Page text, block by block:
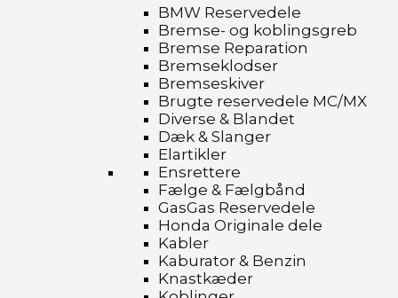
BMW Reservedele
Bremse- og koblingsgreb
Bremse Reparation
Bremseklodser
Bremseskiver
Brugte reservedele MC/MX
Diverse & Blandet
Dæk & Slanger
Elartikler
Ensrettere
Fælge & Fælgbånd
GasGas Reservedele
Honda Originale dele
Kabler
Kaburator & Benzin
Knastkæder